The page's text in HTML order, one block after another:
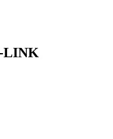
LINK